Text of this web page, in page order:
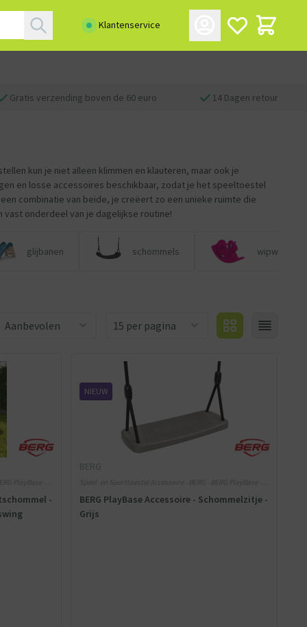
Klantenservice
Gratis verzending boven de 60 euro 14 Dagen retour
kun je niet alleen klimmen en klauteren, maar ook je
en losse accessoires beschikbaar, zodat je het speeltoestel
combinatie van beide, je creëert zo een unieke ruimte die
onderdeel van je dagelijkse routine!
glijbanen schommels wipwappen
PlayBase -
-
NIEUW
BERG
Speel- en Sporttoestel Accessoire - BERG - BERG PlayBase -
BERG PlayBase Accessoire - Schommelzitje -
Grijs